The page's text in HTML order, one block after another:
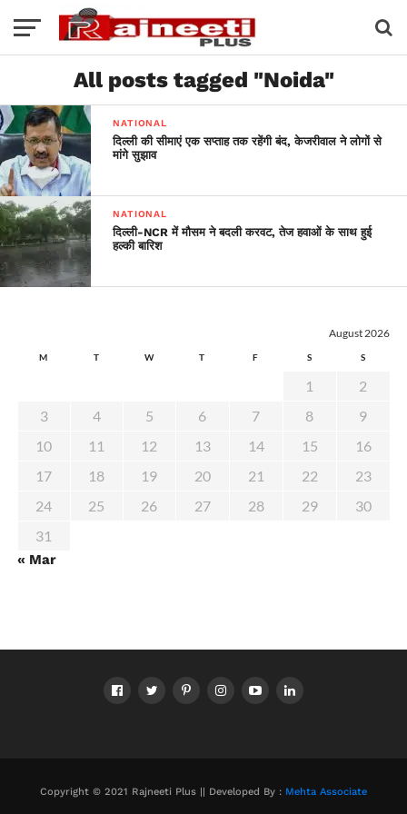
All posts tagged "Noida"
NATIONAL
दिल्ली की सीमाएं एक सप्ताह तक रहेंगी बंद, केजरीवाल ने लोगों से
मांगे सुझाव
NATIONAL
दिल्ली-NCR में मौसम ने बदली करवट, तेज हवाओं के साथ हुई
हल्की बारिश
August 2026
M T W T F S S
1
2
3
4 5 6 7 8
9
10
11 12 13 14 15
16
17
18 19 20 21 22
23
24
25 26 27 28 29
30
31
« Mar
Copyright © 2021 Rajneeti Plus || Developed By : Mehta Associate